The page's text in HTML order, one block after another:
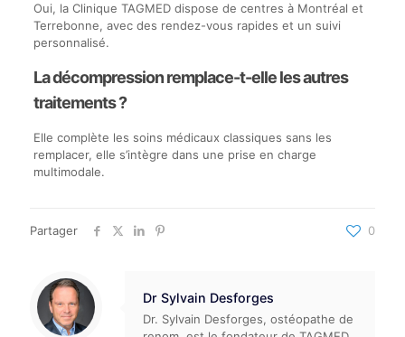
Oui, la Clinique TAGMED dispose de centres à Montréal et
Terrebonne, avec des rendez-vous rapides et un suivi
personnalisé.
La décompression remplace-t-elle les autres
traitements ?
Elle complète les soins médicaux classiques sans les
remplacer, elle s’intègre dans une prise en charge
multimodale.
Partager 0
Dr Sylvain Desforges
Dr. Sylvain Desforges, ostéopathe de